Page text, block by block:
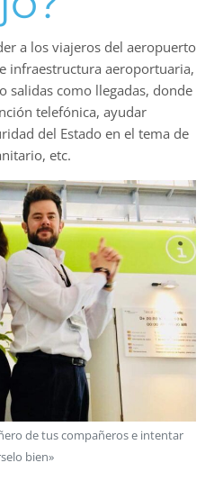
a los viajeros del aeropuerto
infraestructura aeroportuaria,
salidas como llegadas, donde
telefónica, ayudar
del Estado en el tema de
etc.
de tus compañeros e intentar
bien»